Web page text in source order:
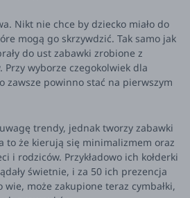
Nikt nie chce by dziecko miało do
mogą go skrzywdzić. Tak samo jak
do ust zabawki zrobione z
Przy wyborze czegokolwiek dla
zawsze powinno stać na pierwszym
trendy, jednak tworzy zabawki
to że kierują się minimalizmem oraz
i rodziców. Przykładowo ich kołderki
świetnie, i za 50 ich prezencja
może zakupione teraz cymbałki,